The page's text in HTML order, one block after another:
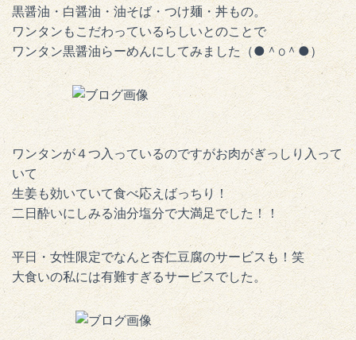
黒醤油・白醤油・油そば・つけ麺・丼もの。
ワンタンもこだわっているらしいとのことで
ワンタン黒醤油らーめんにしてみました（●＾o＾●）
ワンタンが４つ入っているのですがお肉がぎっしり入って
いて
生姜も効いていて食べ応えばっちり！
二日酔いにしみる油分塩分で大満足でした！！
平日・女性限定でなんと杏仁豆腐のサービスも！笑
大食いの私には有難すぎるサービスでした。